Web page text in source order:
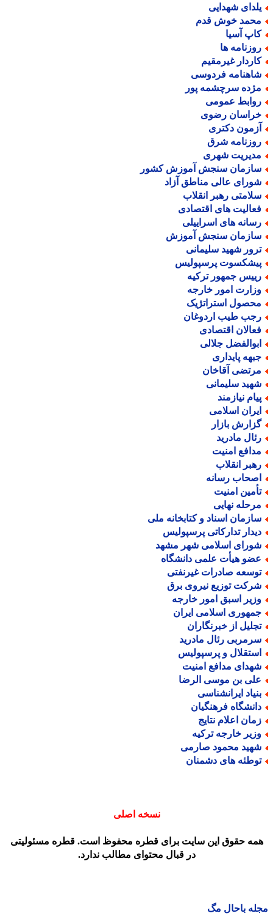
شهدایی
خوش قدم
آسیا
ها
غیرمقیم
فردوسی
سرچشمه پور
عمومی
رضوی
دکتری
شرق
شهری
سنجش آموزش کشور
عالی مناطق آزاد
رهبر انقلاب
های اقتصادی
های اسراییلی
سنجش آموزش
شهید سلیمانی
پرسپولیس
جمهور ترکیه
امور خارجه
استراتژیک
طیب اردوغان
اقتصادی
جلالی
پایداری
آقاخان
سلیمانی
نیازمند
اسلامی
بازار
مادرید
امنیت
انقلاب
رسانه
امنیت
نهایی
اسناد و کتابخانه ملی
تدارکاتی پرسپولیس
اسلامی شهر مشهد
هیأت علمی دانشگاه
صادرات غیرنفتی
توزیع نیروی برق
اسبق امور خارجه
اسلامی ایران
از خبرنگاران
رئال مادرید
و پرسپولیس
مدافع امنیت
بن موسی الرضا
ایرانشناسی
فرهنگیان
اعلام نتایج
خارجه ترکیه
محمود صارمی
های دشمنان
نسخه اصلی
حقوق این سایت برای قطره محفوظ است. قطره مسئولیتی
در قبال محتوای مطالب ندارد.
باحال مگ